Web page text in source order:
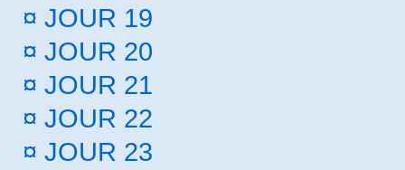
¤ JOUR 19
¤ JOUR 20
¤ JOUR 21
¤ JOUR 22
¤ JOUR 23